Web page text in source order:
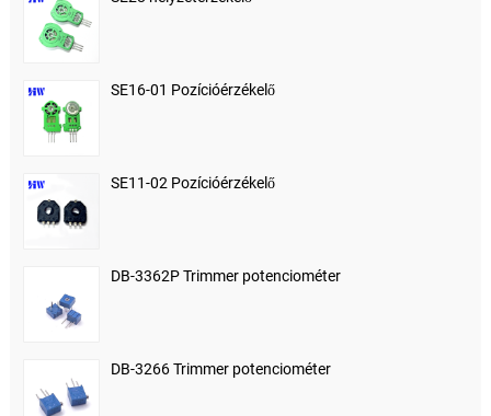
SE16-01 Pozícióérzékelő
SE11-02 Pozícióérzékelő
DB-3362P Trimmer potenciométer
DB-3266 Trimmer potenciométer